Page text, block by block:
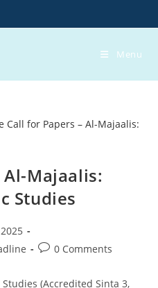
Menu
Majaalis:
Studies
Post0 Comments
(Accredited Sinta 3,